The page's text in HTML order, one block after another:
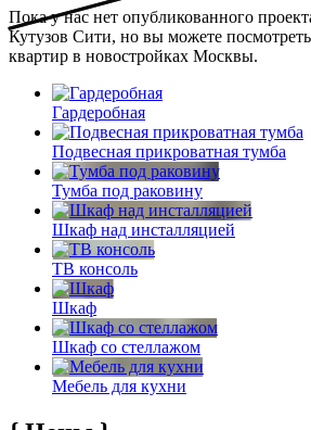
Пока у нас нет опубликованного
Кутузов Сити, но вы можете
квартир в новостройках Москвы.
Гардеробная
Подвесная прикроватная тумба
Тумба под раковину
Шкаф над инсталляцией
ТВ консоль
Шкаф
Шкаф со стеллажом
Мебель для кухни